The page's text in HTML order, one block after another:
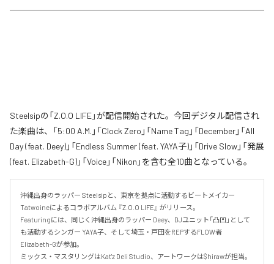
Steelsipの「Z.O.O LIFE」が配信開始された。今回デジタル配信され
た楽曲は、「5:00 A.M.」「Clock Zero」「Name Tag」「December」「All
Day (feat. Deey)」「Endless Summer (feat. YAYA子)」「Drive Slow」「発展
(feat. Elizabeth-G)」「Voice」「Nikon」を含む全10曲となっている。
沖縄出身のラッパー Steelsipと、東京を拠点に活動するビートメイカー
Tatwoineによるコラボアルバム 『Z.O.O LIFE』 がリリース。
Featuringには、同じく沖縄出身のラッパー Deey、DJユニット「凸凹」として
も活動するシンガー YAYA子、そして埼玉・戸田をREPするFLOW者
Elizabeth-Gが参加。
ミックス・マスタリングはKat'z Deli Studio、アートワークは$hirawが担当。